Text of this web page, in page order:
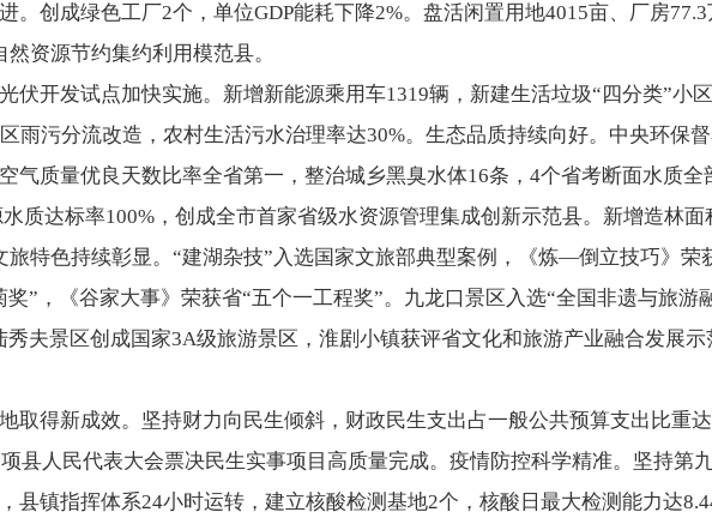
。创成绿色工厂2个，单位GDP能耗下降2%。盘活闲置用地4015亩、厂房
资源节约集约利用模范县。
伏开发试点加快实施。新增新能源乘用车1319辆，新建生活垃圾“四分类”小
雨污分流改造，农村生活污水治理率达30%。生态品质持续向好。中央环保
气质量优良天数比率全省第一，整治城乡黑臭水体16条，4个省考断面水质全
质达标率100%，创成全市首家省级水资源管理集成创新示范县。新增造林面
旅特色持续彰显。“建湖杂技”入选国家文旅部典型案例，《炼—倒立技巧》荣
奖”，《谷家大事》荣获省“五个一工程奖”。九龙口景区入选“全国非遗与旅游
秀夫景区创成国家3A级旅游景区，淮剧小镇获评省文化和旅游产业融合发展示
取得新成效。坚持财力向民生倾斜，财政民生支出占一般公共预算支出比重达
县人民代表大会票决民生实事项目高质量完成。疫情防控科学精准。坚持第九
县镇指挥体系24小时运转，建立核酸检测基地2个，核酸日最大检测能力达